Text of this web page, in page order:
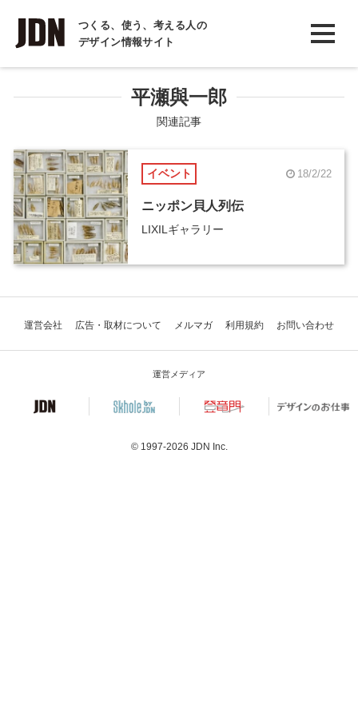
つくる、使う、考える人の
デザイン情報サイト
INTERVIEW
インタビュー
COLUMN
コラム
平瀬與一郎
関連記事
イベント 18/2/22
ニッポン貝人列伝
LIXILギャラリー
運営会社 広告・取材について メルマガ 利用規約 お問い合わせ
運営メディア
© 1997-2026 JDN Inc.